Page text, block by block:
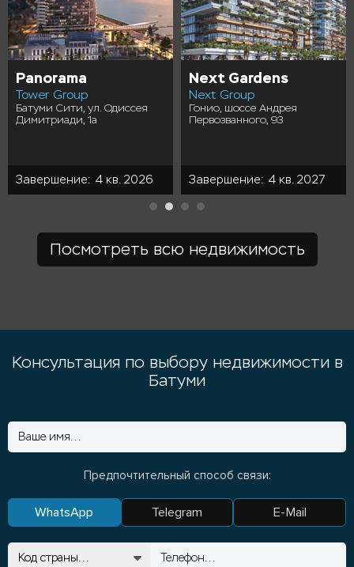
Panorama
Tower Group
Батуми Сити, ул. Одиссея
Димитриади, 1а
Завершение: 4 кв. 2026
Next Gardens
Next Group
Гонио, шоссе Андрея
Первозванного, 93
Завершение: 4 кв. 2027
Посмотреть всю недвижимость
Консультация по выбору недвижимости в
Батуми
Предпочтительный способ связи:
WhatsApp Telegram E-Mail